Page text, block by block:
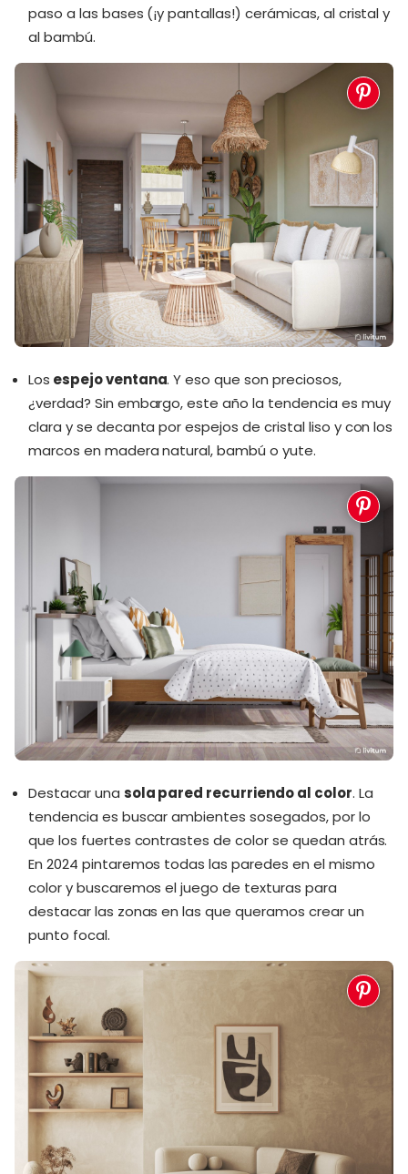
paso a las bases (¡y pantallas!) cerámicas, al cristal y
al bambú.
Los espejo ventana. Y eso que son preciosos,
¿verdad? Sin embargo, este año la tendencia es muy
clara y se decanta por espejos de cristal liso y con los
marcos en madera natural, bambú o yute.
Destacar una sola pared recurriendo al color. La
tendencia es buscar ambientes sosegados, por lo
que los fuertes contrastes de color se quedan atrás.
En 2024 pintaremos todas las paredes en el mismo
color y buscaremos el juego de texturas para
destacar las zonas en las que queramos crear un
punto focal.